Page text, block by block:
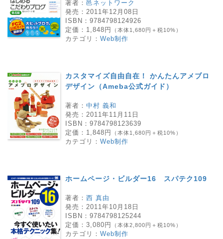
著者： 邑ネットワーク
発売： 2011年12月08日
ISBN： 9784798124926
定価： 1,848円 （本体1,680円＋税10%）
カテゴリ： Web制作
カスタマイズ自由自在！ かんたんアメブロ
デザイン（Ameba公式ガイド）
著者： 中村 義和
発売： 2011年11月11日
ISBN： 9784798123639
定価： 1,848円 （本体1,680円＋税10%）
カテゴリ： Web制作
ホームページ・ビルダー16 スパテク109
著者： 西 真由
発売： 2011年10月18日
ISBN： 9784798125244
定価： 3,080円 （本体2,800円＋税10%）
カテゴリ： Web制作